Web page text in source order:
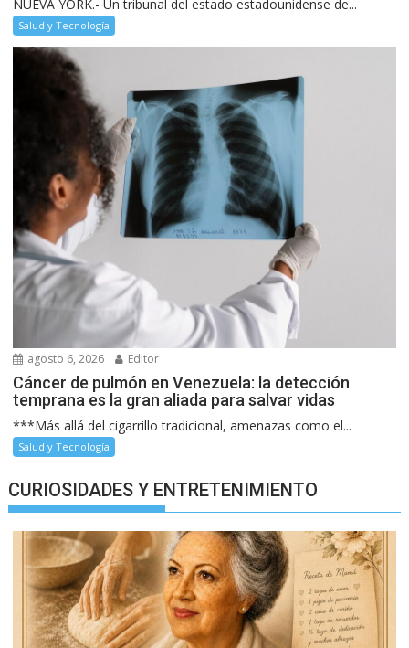
NUEVA YORK.- Un tribunal del estado estadounidense de...
Salud y Tecnología
agosto 6, 2026 Editor
Cáncer de pulmón en Venezuela: la detección
temprana es la gran aliada para salvar vidas
***Más allá del cigarrillo tradicional, amenazas como el...
Salud y Tecnología
CURIOSIDADES Y ENTRETENIMIENTO